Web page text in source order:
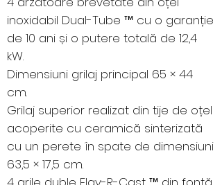
inoxidabil Dual-Tube ™ cu o garanție
de 10 ani și o putere totală de 12,4
kW.
Dimensiuni grilaj principal 65 × 44
cm.
Grilaj superior realizat din tije de oțel
acoperite cu ceramică sinterizată
cu un perete în spate de dimensiuni
63,5 × 17,5 cm.